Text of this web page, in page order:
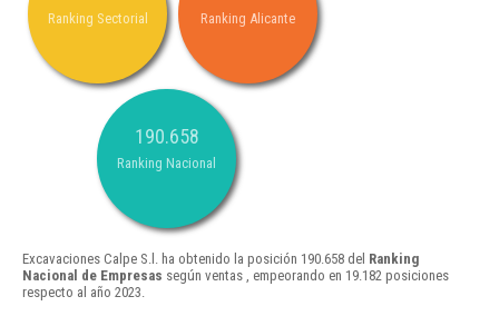
Ranking Sectorial Ranking Alicante
190.658
Ranking Nacional
Excavaciones Calpe S.l. ha obtenido la posición 190.658 del Ranking
Nacional de Empresas según ventas , empeorando en 19.182 posiciones
respecto al año 2023.